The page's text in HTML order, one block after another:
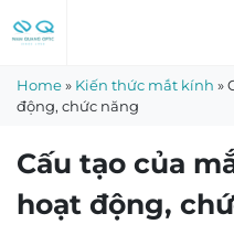
to
Home» Kiến thức mắt kính »
động, chức năng
Cấu tạo của
hoạt động,